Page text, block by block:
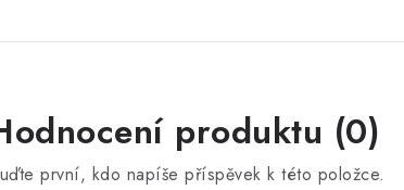
produktu (0)
první, kdo napíše příspěvek k této položce.